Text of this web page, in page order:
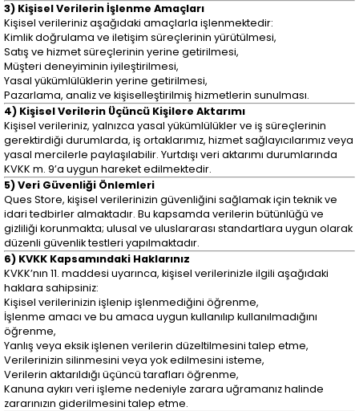
3) Kişisel Verilerin İşlenme Amaçları
Kişisel verileriniz aşağıdaki amaçlarla işlenmektedir:
Kimlik doğrulama ve iletişim süreçlerinin yürütülmesi,
Satış ve hizmet süreçlerinin yerine getirilmesi,
Müşteri deneyiminin iyileştirilmesi,
Yasal yükümlülüklerin yerine getirilmesi,
Pazarlama, analiz ve kişiselleştirilmiş hizmetlerin sunulması.
4) Kişisel Verilerin Üçüncü Kişilere Aktarımı
Kişisel verileriniz, yalnızca yasal yükümlülükler ve iş süreçlerinin
gerektirdiği durumlarda, iş ortaklarımız, hizmet sağlayıcılarımız veya
yasal mercilerle paylaşılabilir. Yurtdışı veri aktarımı durumlarında
KVKK m. 9’a uygun hareket edilmektedir.
5) Veri Güvenliği Önlemleri
Ques Store, kişisel verilerinizin güvenliğini sağlamak için teknik ve
idari tedbirler almaktadır. Bu kapsamda verilerin bütünlüğü ve
gizliliği korunmakta; ulusal ve uluslararası standartlara uygun olarak
düzenli güvenlik testleri yapılmaktadır.
6) KVKK Kapsamındaki Haklarınız
KVKK’nın 11. maddesi uyarınca, kişisel verilerinizle ilgili aşağıdaki
haklara sahipsiniz:
Kişisel verilerinizin işlenip işlenmediğini öğrenme,
İşlenme amacı ve bu amaca uygun kullanılıp kullanılmadığını
öğrenme,
Yanlış veya eksik işlenen verilerin düzeltilmesini talep etme,
Verilerinizin silinmesini veya yok edilmesini isteme,
Verilerin aktarıldığı üçüncü tarafları öğrenme,
Kanuna aykırı veri işleme nedeniyle zarara uğramanız halinde
zararınızın giderilmesini talep etme.